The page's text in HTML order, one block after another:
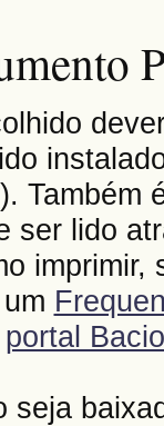
). Também
ser lido
portal
seja